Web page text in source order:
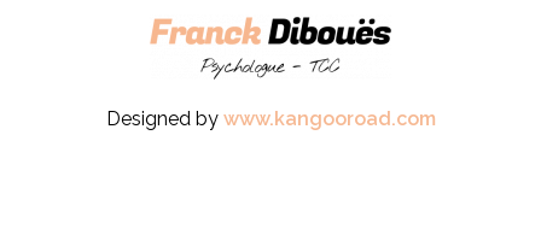
Designed by www.kangooroad.com